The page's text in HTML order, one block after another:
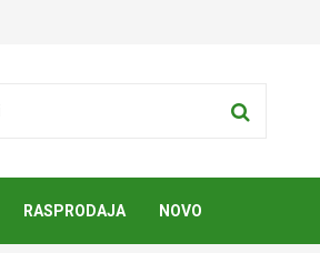
RASPRODAJA NOVO